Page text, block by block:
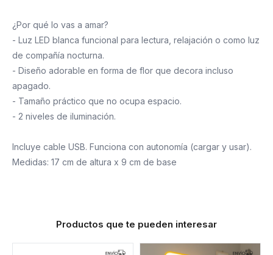
¿Por qué lo vas a amar?
- Luz LED blanca funcional para lectura, relajación o como luz
de compañía nocturna.
- Diseño adorable en forma de flor que decora incluso
apagado.
- Tamaño práctico que no ocupa espacio.
- 2 niveles de iluminación.
Incluye cable USB. Funciona con autonomía (cargar y usar).
Medidas: 17 cm de altura x 9 cm de base
Productos que te pueden interesar